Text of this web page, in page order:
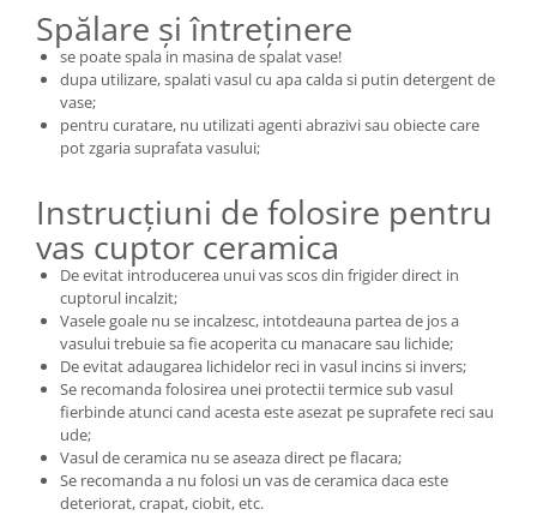
Spălare și întreținere
se poate spala in masina de spalat vase!
dupa utilizare, spalati vasul cu apa calda si putin detergent de
vase;
pentru curatare, nu utilizati agenti abrazivi sau obiecte care
pot zgaria suprafata vasului;
Instrucțiuni de folosire pentru
vas cuptor ceramica
De evitat introducerea unui vas scos din frigider direct in
cuptorul incalzit;
Vasele goale nu se incalzesc, intotdeauna partea de jos a
vasului trebuie sa fie acoperita cu manacare sau lichide;
De evitat adaugarea lichidelor reci in vasul incins si invers;
Se recomanda folosirea unei protectii termice sub vasul
fierbinde atunci cand acesta este asezat pe suprafete reci sau
ude;
Vasul de ceramica nu se aseaza direct pe flacara;
Se recomanda a nu folosi un vas de ceramica daca este
deteriorat, crapat, ciobit, etc.